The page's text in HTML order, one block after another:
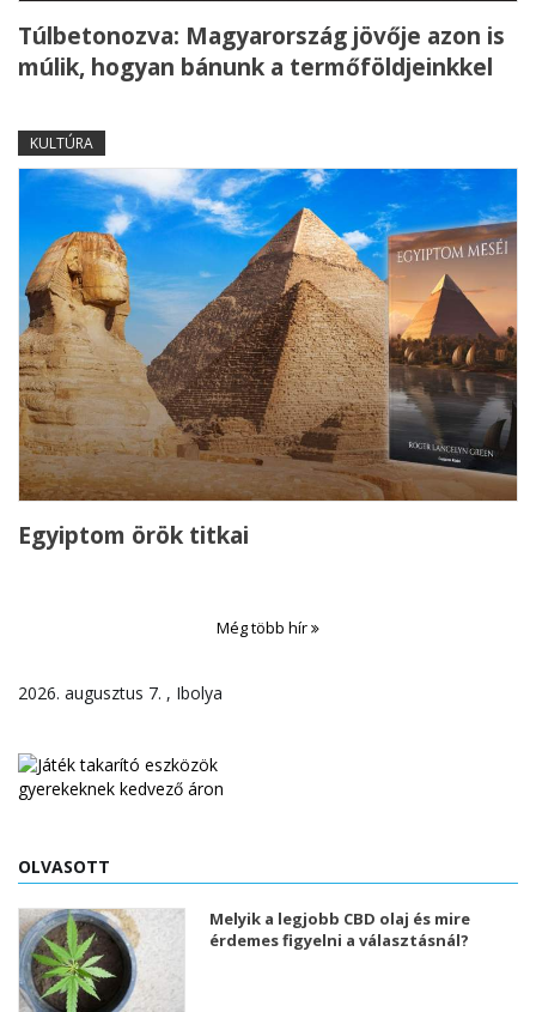
Túlbetonozva: Magyarország jövője azon is
múlik, hogyan bánunk a termőföldjeinkkel
KULTÚRA
Egyiptom örök titkai
Még több hír
2026. augusztus 7. , Ibolya
OLVASOTT
Melyik a legjobb CBD olaj és mire
érdemes figyelni a választásnál?